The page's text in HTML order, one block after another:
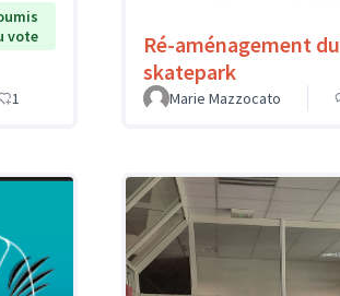
vote
1
Ré-aménagement du
skatepark
Marie Mazzocato